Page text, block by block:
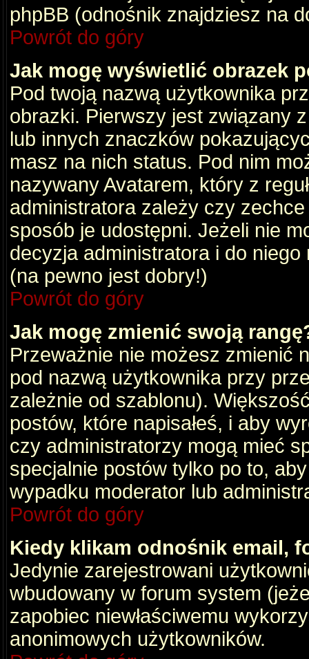
phpBB (odnośnik znajdziesz na
Powrót do góry
Jak mogę wyświetlić obrazek
Pod twoją nazwą użytkownika
obrazki. Pierwszy jest związany
lub innych znaczków
masz na nich status. Pod nim
nazywany Avatarem, który z
administratora zależy czy
sposób je udostępni. Jeżeli nie
decyzja administratora i do
(na pewno jest dobry!)
Powrót do góry
Jak mogę zmienić swoją
Przeważnie nie możesz zmienić
pod nazwą użytkownika przy
zależnie od szablonu).
postów, które napisałeś, i aby
czy administratorzy mogą mieć
specjalnie postów tylko po to,
wypadku moderator lub
Powrót do góry
Kiedy klikam odnośnik email,
Jedynie zarejestrowani
wbudowany w forum system
zapobiec niewłaściwemu
anonimowych użytkowników.